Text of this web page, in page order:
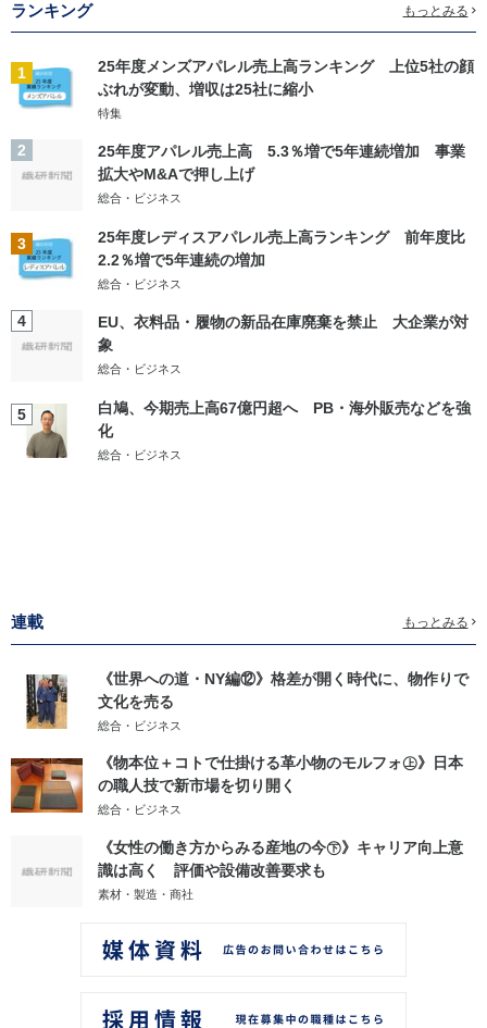
ランキング もっとみる
1
25年度メンズアパレル売上高ランキング 上位5社の顔
ぶれが変動、増収は25社に縮小
特集
2
25年度アパレル売上高 5.3％増で5年連続増加 事業
拡大やM&Aで押し上げ
総合・ビジネス
3
25年度レディスアパレル売上高ランキング 前年度比
2.2％増で5年連続の増加
総合・ビジネス
4
EU、衣料品・履物の新品在庫廃棄を禁止 大企業が対
象
総合・ビジネス
5
白鳩、今期売上高67億円超へ PB・海外販売などを強
化
総合・ビジネス
連載 もっとみる
《世界への道・NY編⑫》格差が開く時代に、物作りで
文化を売る
総合・ビジネス
《物本位＋コトで仕掛ける革小物のモルフォ㊤》日本
の職人技で新市場を切り開く
総合・ビジネス
《女性の働き方からみる産地の今㊦》キャリア向上意
識は高く 評価や設備改善要求も
素材・製造・商社